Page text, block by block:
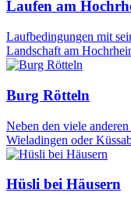
Laufen am
Laufbedingungen mit
Landschaft am
Burg Rötteln
Neben den viele
Wieladingen oder
Hüsli bei Häusern